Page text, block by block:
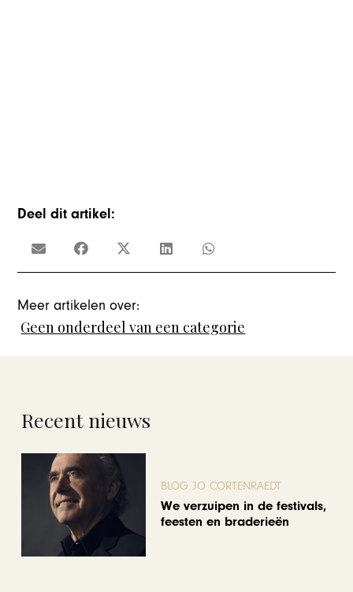
Deel dit artikel:
Meer artikelen over:
Geen onderdeel van een categorie
Recent nieuws
BLOG JO CORTENRAEDT
We verzuipen in de festivals,
feesten en braderieën